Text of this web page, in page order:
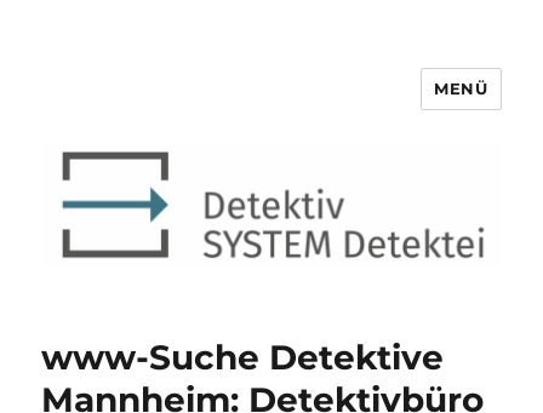
Detektiv SYSTEM Detektei ®
MENÜ
www-Suche Detektive
Mannheim: Detektivbüro